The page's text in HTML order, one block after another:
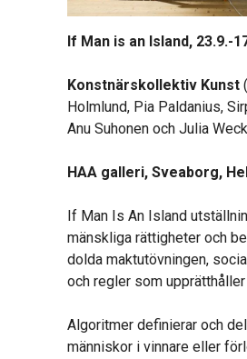
If Man is an Island, 23.9.-
Konstnärskollektiv Kunst
Holmlund, Pia Paldanius,
Anu Suhonen och Julia
HAA galleri, Sveaborg,
If Man Is An Island
mänskliga rättigheter och
dolda maktutövningen,
och regler som
Algoritmer definierar och
människor i vinnare eller